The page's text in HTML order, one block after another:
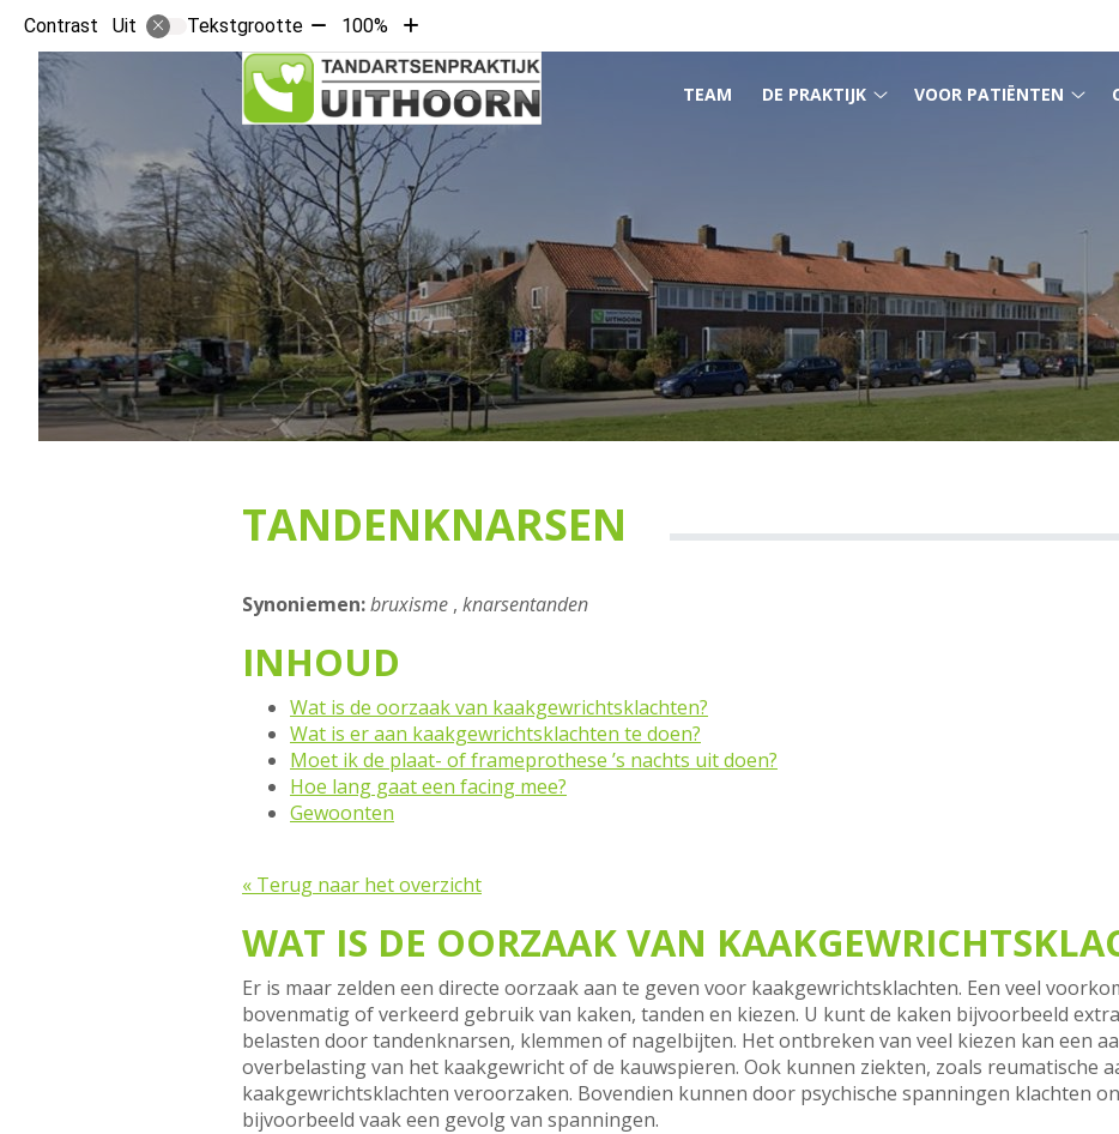
Contrast Uit Tekstgrootte Tekst
verkleinen
met
10%
100%
Tekst
vergroten
met
10%
HOOFDMENU
TEAM DE PRAKTIJK VOOR PATIËNTEN
TANDENKNARSEN
Synoniemen:bruxisme , knarsentanden
INHOUD
Wat is de oorzaak van kaakgewrichtsklachten?
Wat is er aan kaakgewrichtsklachten te doen?
Moet ik de plaat- of frameprothese ’s nachts uit doen?
Hoe lang gaat een facing mee?
Gewoonten
« Terug naar het overzicht
WAT IS DE OORZAAK VAN
Er is maar zelden een directe oorzaak aan te geven voor kaakgewrichtsklachten. Een veel
bovenmatig of verkeerd gebruik van kaken, tanden en kiezen. U kunt de kaken bijvoorbeeld
belasten door tandenknarsen, klemmen of nagelbijten. Het ontbreken van veel kiezen kan een
overbelasting van het kaakgewricht of de kauwspieren. Ook kunnen ziekten, zoals reumatische
kaakgewrichtsklachten veroorzaken. Bovendien kunnen door psychische spanningen klachten
bijvoorbeeld vaak een gevolg van spanningen.